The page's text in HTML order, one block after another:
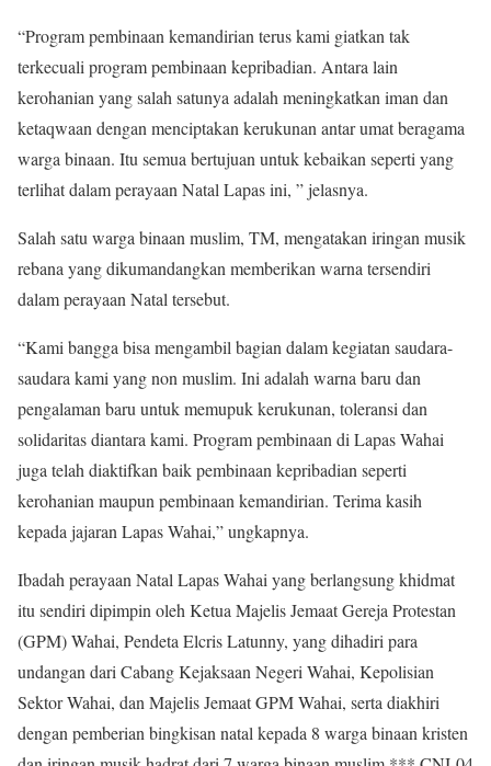
“Program pembinaan kemandirian terus kami giatkan tak
terkecuali program pembinaan kepribadian. Antara lain
kerohanian yang salah satunya adalah meningkatkan iman dan
ketaqwaan dengan menciptakan kerukunan antar umat beragama
warga binaan. Itu semua bertujuan untuk kebaikan seperti yang
terlihat dalam perayaan Natal Lapas ini, ” jelasnya.
Salah satu warga binaan muslim, TM, mengatakan iringan musik
rebana yang dikumandangkan memberikan warna tersendiri
dalam perayaan Natal tersebut.
“Kami bangga bisa mengambil bagian dalam kegiatan saudara-
saudara kami yang non muslim. Ini adalah warna baru dan
pengalaman baru untuk memupuk kerukunan, toleransi dan
solidaritas diantara kami. Program pembinaan di Lapas Wahai
juga telah diaktifkan baik pembinaan kepribadian seperti
kerohanian maupun pembinaan kemandirian. Terima kasih
kepada jajaran Lapas Wahai,” ungkapnya.
Ibadah perayaan Natal Lapas Wahai yang berlangsung khidmat
itu sendiri dipimpin oleh Ketua Majelis Jemaat Gereja Protestan
(GPM) Wahai, Pendeta Elcris Latunny, yang dihadiri para
undangan dari Cabang Kejaksaan Negeri Wahai, Kepolisian
Sektor Wahai, dan Majelis Jemaat GPM Wahai, serta diakhiri
dengan pemberian bingkisan natal kepada 8 warga binaan kristen